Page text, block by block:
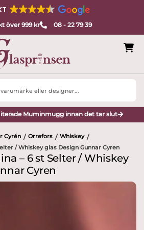
över 999 kr 08 - 22 79 39
Muminmugg innan det tar slut
Cyrén / Orrefors / Whiskey /
/ Whiskey glas Design Gunnar Cyren
– 6 st Selter / Whiskey
Cyren